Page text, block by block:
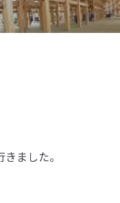
ました。